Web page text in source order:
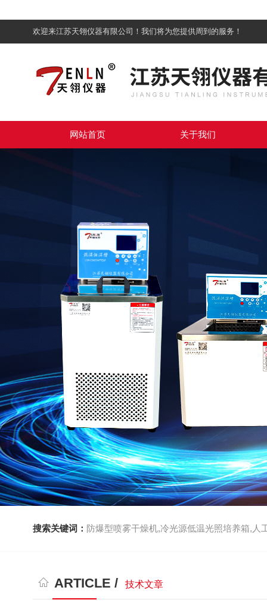
欢迎来江苏天翎仪器有限公司！我们将为您提供周到的服务！
网站首页 关于我们
搜索关键词： 防爆型喷雾干燥机,冷光源低温光照培养箱,人
ARTICLE / 技术文章